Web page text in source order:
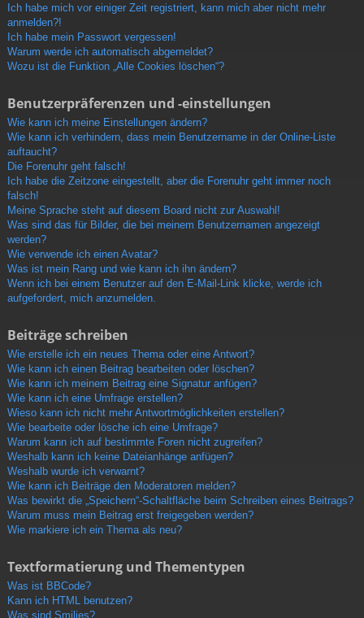
Ich habe mich vor einiger Zeit registriert, kann mich aber nicht mehr
anmelden?!
Ich habe mein Passwort vergessen!
Warum werde ich automatisch abgemeldet?
Wozu ist die Funktion „Alle Cookies löschen“?
Benutzerpräferenzen und -einstellungen
Wie kann ich meine Einstellungen ändern?
Wie kann ich verhindern, dass mein Benutzername in der Online-Liste
auftaucht?
Die Forenuhr geht falsch!
Ich habe die Zeitzone eingestellt, aber die Forenuhr geht immer noch
falsch!
Meine Sprache steht auf diesem Board nicht zur Auswahl!
Was sind das für Bilder, die bei meinem Benutzernamen angezeigt
werden?
Wie verwende ich einen Avatar?
Was ist mein Rang und wie kann ich ihn ändern?
Wenn ich bei einem Benutzer auf den E-Mail-Link klicke, werde ich
aufgefordert, mich anzumelden.
Beiträge schreiben
Wie erstelle ich ein neues Thema oder eine Antwort?
Wie kann ich einen Beitrag bearbeiten oder löschen?
Wie kann ich meinem Beitrag eine Signatur anfügen?
Wie kann ich eine Umfrage erstellen?
Wieso kann ich nicht mehr Antwortmöglichkeiten erstellen?
Wie bearbeite oder lösche ich eine Umfrage?
Warum kann ich auf bestimmte Foren nicht zugreifen?
Weshalb kann ich keine Dateianhänge anfügen?
Weshalb wurde ich verwarnt?
Wie kann ich Beiträge den Moderatoren melden?
Was bewirkt die „Speichern“-Schaltfläche beim Schreiben eines Beitrags?
Warum muss mein Beitrag erst freigegeben werden?
Wie markiere ich ein Thema als neu?
Textformatierung und Thementypen
Was ist BBCode?
Kann ich HTML benutzen?
Was sind Smilies?